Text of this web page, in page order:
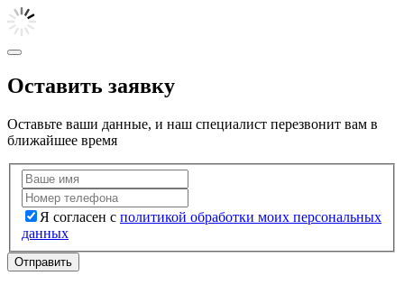
Оставить заявку
Оставьте ваши данные, и наш специалист перезвонит вам в
ближайшее время
Я согласен с политикой обработки моих персональных
данных
Отправить